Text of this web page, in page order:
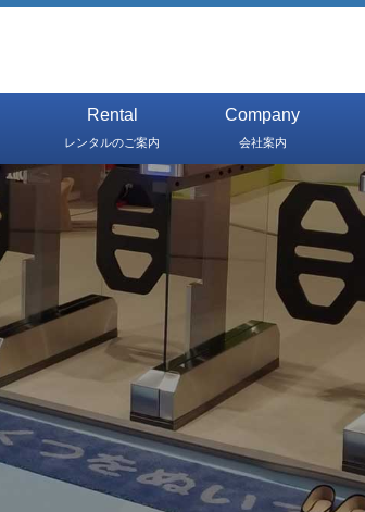
Rental
レンタルのご案内
Company
会社案内